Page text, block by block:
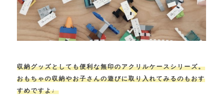
収納グッズとしても便利な無印のアクリルケースシリーズ。
おもちゃの収納やお子さんの遊びに取り入れてみるのもおす
すめですよ♩